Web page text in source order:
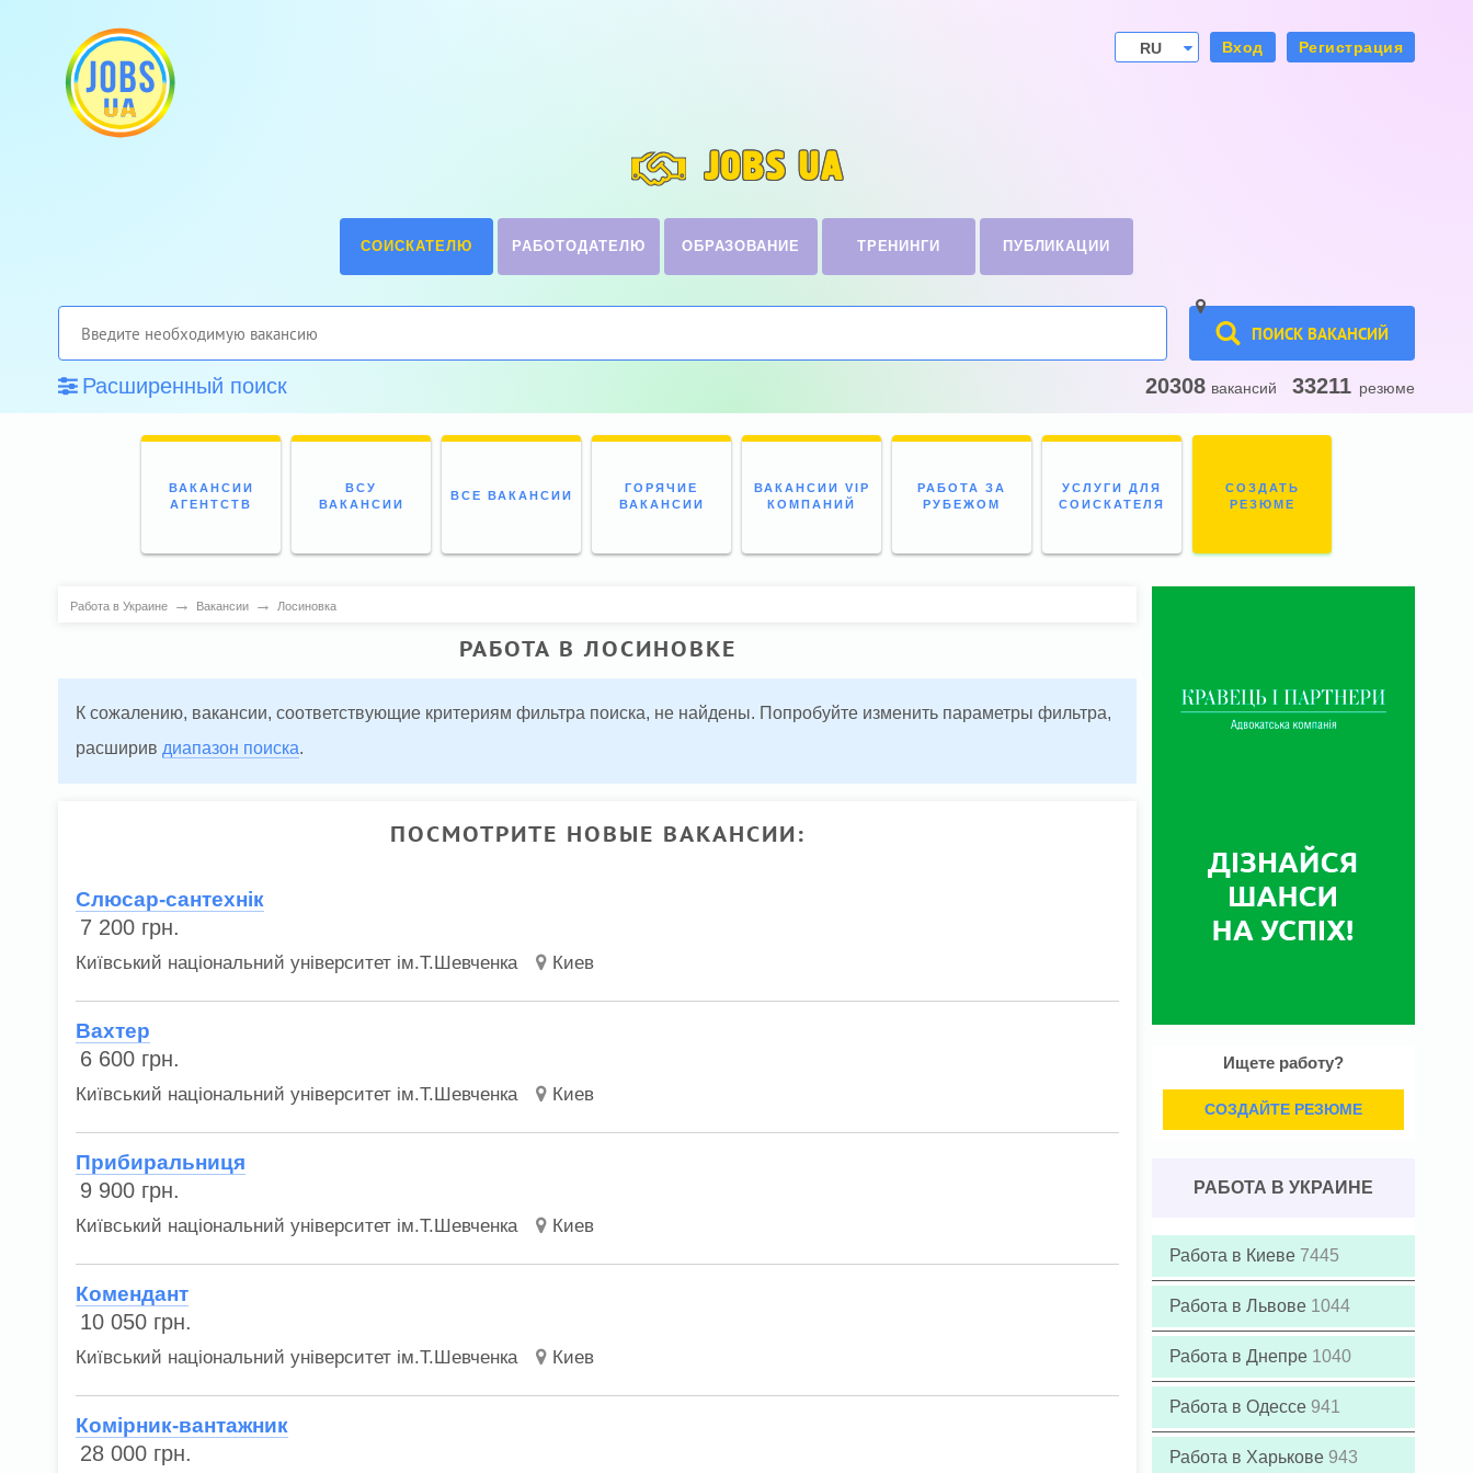
RU
Вход Регистрация
JOBS UA
СОИСКАТЕЛЮ РАБОТОДАТЕЛЮ ОБРАЗОВАНИЕ ТРЕНИНГИ ПУБЛИКАЦИИ
ПОИСК ВАКАНСИЙ
Расширенный поиск 20308 вакансий 33211 резюме
ВАКАНСИИ
АГЕНТСТВ
ВСУ
ВАКАНСИИ
ВСЕ ВАКАНСИИ
ГОРЯЧИЕ
ВАКАНСИИ
ВАКАНСИИ VIP
КОМПАНИЙ
РАБОТА ЗА
РУБЕЖОМ
УСЛУГИ ДЛЯ
СОИСКАТЕЛЯ
СОЗДАТЬ
РЕЗЮМЕ
Работа в Украине → Вакансии → Лосиновка
РАБОТА В ЛОСИНОВКЕ
К сожалению, вакансии, соответствующие критериям фильтра поиска, не найдены. Попробуйте изменить параметры фильтра,
расширив диапазон поиска.
ПОСМОТРИТЕ НОВЫЕ ВАКАНСИИ:
Слюсар-сантехнік
7 200 грн.
Київський національний університет ім.Т.Шевченка Киев
Вахтер
6 600 грн.
Київський національний університет ім.Т.Шевченка Киев
Прибиральниця
9 900 грн.
Київський національний університет ім.Т.Шевченка Киев
Комендант
10 050 грн.
Київський національний університет ім.Т.Шевченка Киев
Комірник-вантажник
28 000 грн.
Ищете работу?
СОЗДАЙТЕ РЕЗЮМЕ
РАБОТА В УКРАИНЕ
Работа в Киеве 7445
Работа в Львове 1044
Работа в Днепре 1040
Работа в Одессе 941
Работа в Харькове 943